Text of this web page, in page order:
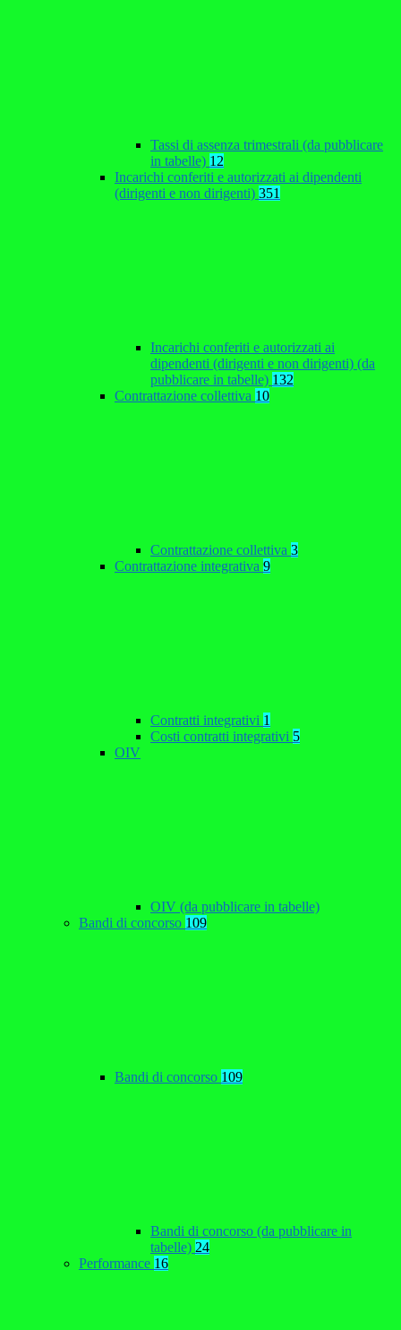
Tassi di assenza trimestrali (da pubblicare
in tabelle) 12
Incarichi conferiti e autorizzati ai dipendenti
(dirigenti e non dirigenti) 351
Incarichi conferiti e autorizzati ai
dipendenti (dirigenti e non dirigenti) (da
pubblicare in tabelle) 132
Contrattazione collettiva 10
Contrattazione collettiva 3
Contrattazione integrativa 9
Contratti integrativi 1
Costi contratti integrativi 5
OIV
OIV (da pubblicare in tabelle)
Bandi di concorso 109
Bandi di concorso 109
Bandi di concorso (da pubblicare in
tabelle) 24
Performance 16